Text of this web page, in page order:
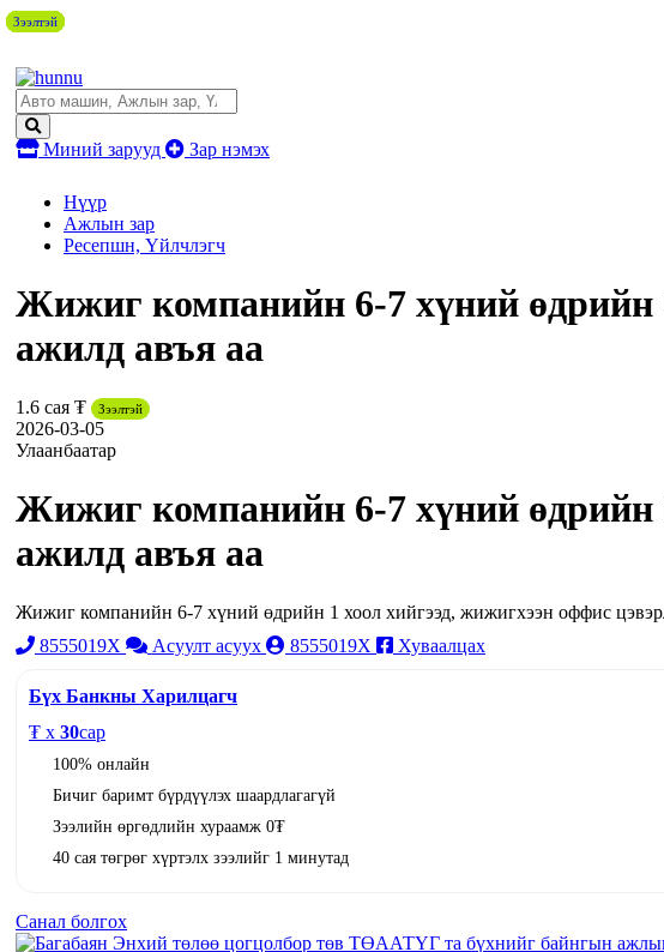
Миний зарууд Зар нэмэх
Нүүр
Ажлын зар
Ресепшн, Үйлчлэгч
Жижиг компанийн 6-7 хүний өдрийн
ажилд авъя аа
1.6 сая ₮ Зээлтэй
2026-03-05
Улаанбаатар
Жижиг компанийн 6-7 хүний өдрийн
ажилд авъя аа
Жижиг компанийн 6-7 хүний өдрийн 1 хоол хийгээд, жижигхээн оффис
8555019X
Асуулт асуух 8555019X Хуваалцах
Бүх Банкны Харилцагч
₮ x 30сар
100% онлайн
Бичиг баримт бүрдүүлэх шаардлагагүй
Зээлийн өргөдлийн хураамж 0₮
40 сая төгрөг хүртэлх зээлийг 1 минутад
Санал болгох
Зээлтэй
Зээлтэй
Зээлтэй
Зээлтэй
Зээлтэй
Зээлтэй
Зээлтэй
Зээлтэй
Зээлтэй